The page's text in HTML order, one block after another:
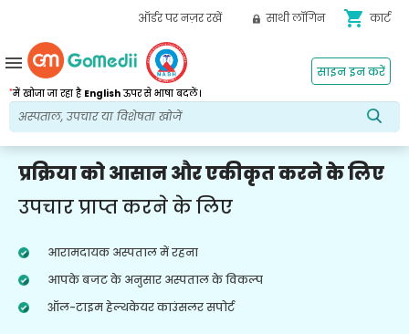
ऑर्डर पर नज़र रखें साथी लॉगिन shopping_cart कार्ट
*में खोजा जा रहा है Englishऊपर से भाषा बदलें।
साइन इन करें
menu
प्रक्रिया को आसान और एकीकृत करने के लिए
उपचार प्राप्त करने के लिए
आरामदायक अस्पताल में रहना
आपके बजट के अनुसार अस्पताल के विकल्प
ऑल-टाइम हेल्थकेयर काउंसलर सपोर्ट